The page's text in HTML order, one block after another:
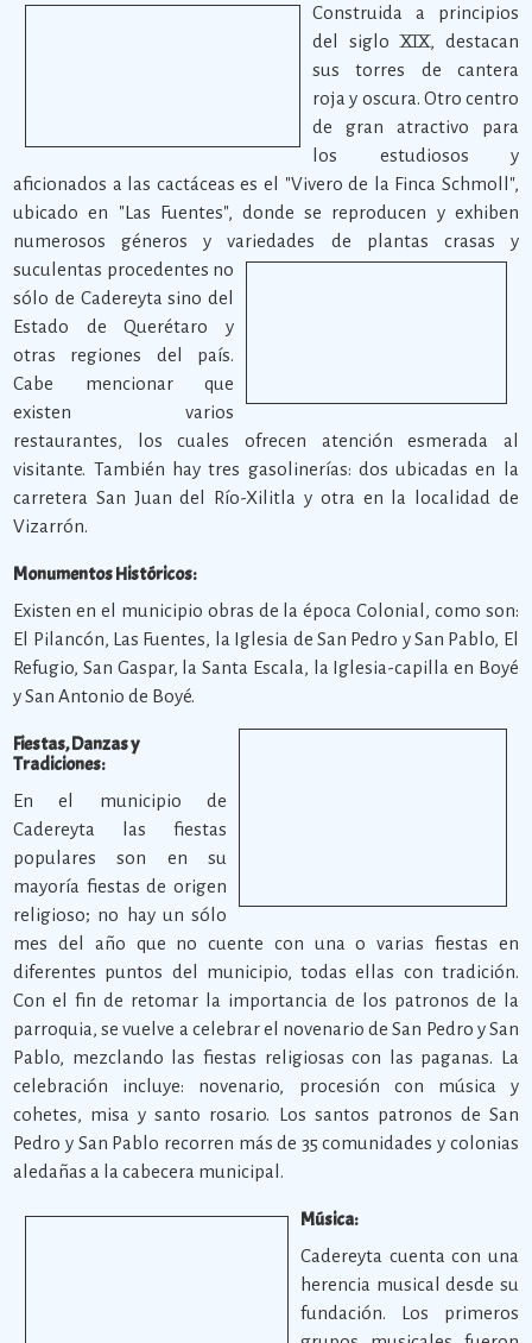
Construida a principios
del siglo XIX, destacan
sus torres de cantera
roja y oscura. Otro centro
de gran atractivo para
los estudiosos y
aficionados a las cactáceas es el "Vivero de la Finca Schmoll",
ubicado en "Las Fuentes", donde se reproducen y exhiben
numerosos géneros y variedades de plantas crasas y
suculentas procedentes no
sólo de Cadereyta sino del
Estado de Querétaro y
otras regiones del país.
Cabe mencionar que
existen varios
restaurantes, los cuales ofrecen atención esmerada al
visitante. También hay tres gasolinerías: dos ubicadas en la
carretera San Juan del Río-Xilitla y otra en la localidad de
Vizarrón.
Monumentos Históricos:
Existen en el municipio obras de la época Colonial, como son:
El Pilancón, Las Fuentes, la Iglesia de San Pedro y San Pablo, El
Refugio, San Gaspar, la Santa Escala, la Iglesia-capilla en Boyé
y San Antonio de Boyé.
Fiestas, Danzas y
Tradiciones:
En el municipio de
Cadereyta las fiestas
populares son en su
mayoría fiestas de origen
religioso; no hay un sólo
mes del año que no cuente con una o varias fiestas en
diferentes puntos del municipio, todas ellas con tradición.
Con el fin de retomar la importancia de los patronos de la
parroquia, se vuelve a celebrar el novenario de San Pedro y San
Pablo, mezclando las fiestas religiosas con las paganas. La
celebración incluye: novenario, procesión con música y
cohetes, misa y santo rosario. Los santos patronos de San
Pedro y San Pablo recorren más de 35 comunidades y colonias
aledañas a la cabecera municipal.
Música:
Cadereyta cuenta con una
herencia musical desde su
fundación. Los primeros